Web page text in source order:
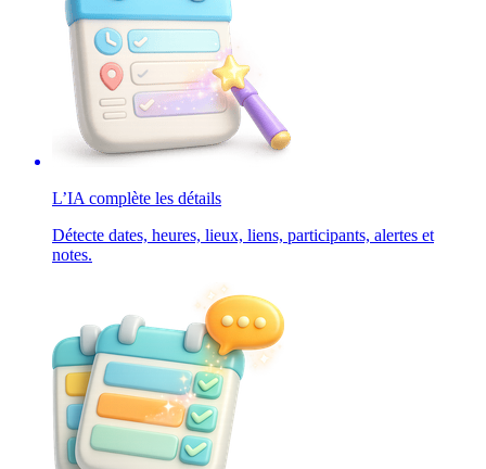
L’IA complète les détails
Détecte dates, heures, lieux, liens, participants, alertes et
notes.